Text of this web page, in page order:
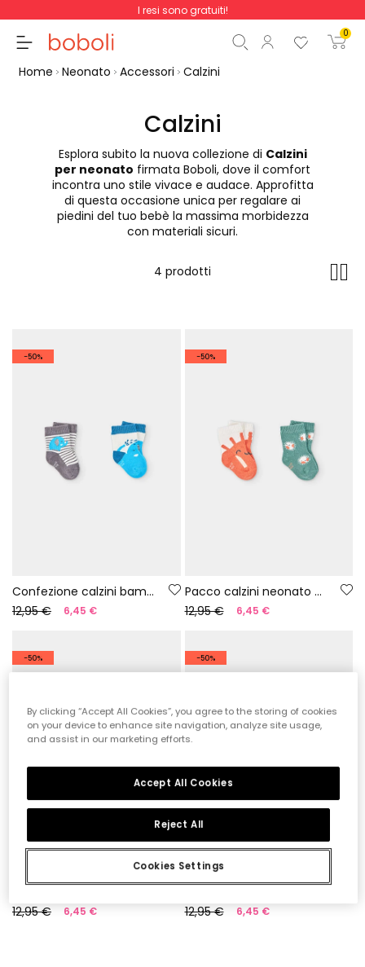
I resi sono gratuiti!
0
Totale parziale
Totale 0,00 €
Continua Inizio ordine
Home Neonato Accessori Calzini
Calzini
Esplora subito la nuova collezione di Calzini
per neonato firmata Boboli, dove il comfort
incontra uno stile vivace e audace. Approfitta
di questa occasione unica per regalare ai
piedini del tuo bebè la massima morbidezza
con materiali sicuri.
4 prodotti
-50%
Confezione calzini bambino cotone blu
12,95 €
6,45 €
-50%
Pacco calzini neonato cotone marrone
12,95 €
6,45 €
-50%
12,95 €
6,45 €
-50%
12,95 €
6,45 €
By clicking “Accept All Cookies”, you agree to the storing of cookies
on your device to enhance site navigation, analyze site usage,
and assist in our marketing efforts.
Cookies Settings
Reject All
Accept All Cookies